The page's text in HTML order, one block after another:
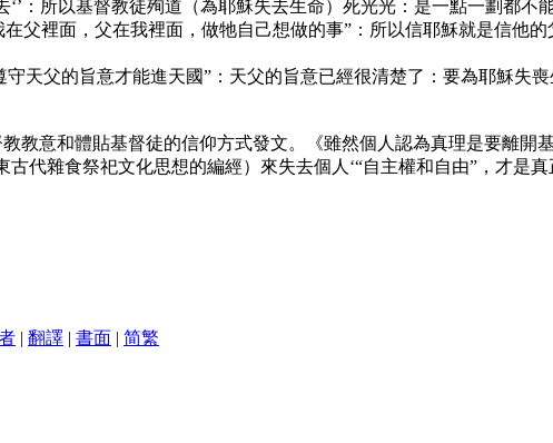
：所以基督教徒殉道（為耶穌失去生命）死光光：是一點一劃都不
父裡面，父在我裡面，做牠自己想做的事”：所以信耶穌就是信他
天父的旨意才能進天國”：天父的旨意已經很清楚了：要為耶穌失
教意和體貼基督徒的信仰方式發文。《雖然個人認為真理是要離開
代雜食祭祀文化思想的編經）來失去個人‘“自主權和自由”，才是真
| 翻譯 | 書面 | 简繁